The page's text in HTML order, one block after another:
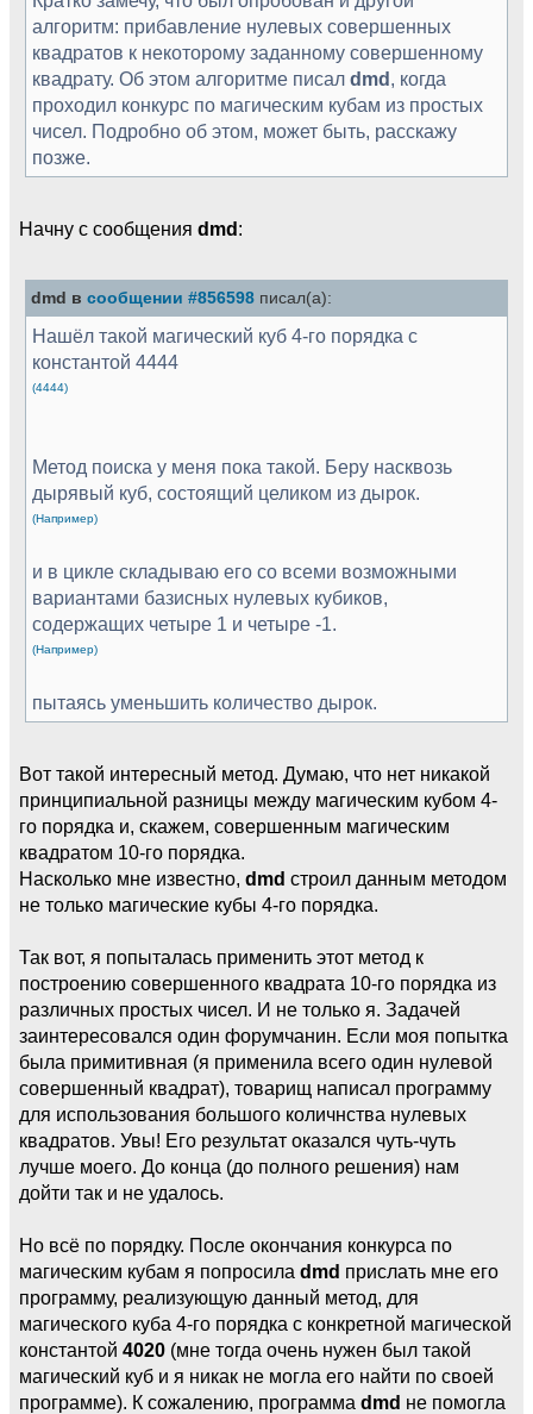
алгоритм: прибавление нулевых совершенных
квадратов к некоторому заданному совершенному
квадрату. Об этом алгоритме писал dmd, когда
проходил конкурс по магическим кубам из простых
чисел. Подробно об этом, может быть, расскажу
позже.
Начну с сообщения dmd:
dmd в сообщении #856598 писал(а):
Нашёл такой магический куб 4-го порядка с
константой 4444
(4444)
Метод поиска у меня пока такой. Беру насквозь
дырявый куб, состоящий целиком из дырок.
(Например)
и в цикле складываю его со всеми возможными
вариантами базисных нулевых кубиков,
содержащих четыре 1 и четыре -1.
(Например)
пытаясь уменьшить количество дырок.
Вот такой интересный метод. Думаю, что нет никакой
принципиальной разницы между магическим кубом 4-
го порядка и, скажем, совершенным магическим
квадратом 10-го порядка.
Насколько мне известно, dmd строил данным методом
не только магические кубы 4-го порядка.
Так вот, я попыталась применить этот метод к
построению совершенного квадрата 10-го порядка из
различных простых чисел. И не только я. Задачей
заинтересовался один форумчанин. Если моя попытка
была примитивная (я применила всего один нулевой
совершенный квадрат), товарищ написал программу
для использования большого количнства нулевых
квадратов. Увы! Его результат оказался чуть-чуть
лучше моего. До конца (до полного решения) нам
дойти так и не удалось.
Но всё по порядку. После окончания конкурса по
магическим кубам я попросила dmd прислать мне его
программу, реализующую данный метод, для
магического куба 4-го порядка с конкретной магической
константой 4020 (мне тогда очень нужен был такой
магический куб и я никак не могла его найти по своей
программе). К сожалению, программа dmd не помогла